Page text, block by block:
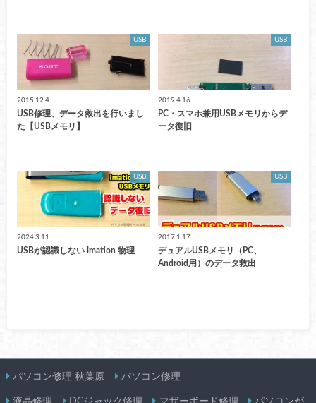
USB
2015.12.4
USB修理、データ救出を行いまし
た【USBメモリ】
USB
2019.4.16
PC・スマホ兼用USBメモリからデ
ータ復旧
USB
2024.3.11
USBが認識しない imation 物理
USB
2017.1.17
デュアルUSBメモリ（PC、
Android用）のデータ救出
パソコン修理 秋葉原 パソコン修理